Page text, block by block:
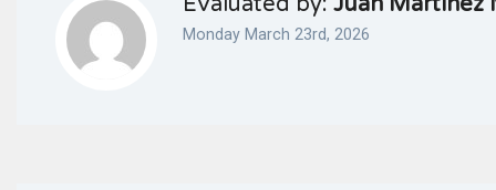
Monday March 23rd, 2026